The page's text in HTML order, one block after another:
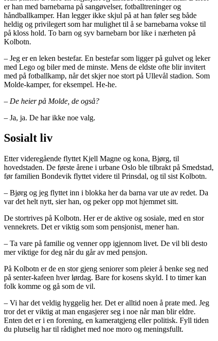
er han med barnebarna på sangøvelser, fotballtreninger og
håndballkamper. Han legger ikke skjul på at han føler seg både
heldig og privilegert som har mulighet til å se barnebarna vokse til
på kloss hold. To barn og syv barnebarn bor like i nærheten på
Kolbotn.
– Jeg er en leken bestefar. En bestefar som ligger på gulvet og leker
med Lego og biler med de minste. Mens de eldste ofte blir invitert
med på fotballkamp, når det skjer noe stort på Ullevål stadion. Som
Molde-kamper, for eksempel. He-he.
– De heier på Molde, de også?
– Ja, ja. De har ikke noe valg.
Sosialt liv
Etter videregående flyttet Kjell Magne og kona, Bjørg, til
hovedstaden. De første årene i urbane Oslo ble tilbrakt på Smedstad,
før familien Bondevik flyttet videre til Prinsdal, og til sist Kolbotn.
– Bjørg og jeg flyttet inn i blokka her da barna var ute av redet. Da
var det helt nytt, sier han, og peker opp mot hjemmet sitt.
De stortrives på Kolbotn. Her er de aktive og sosiale, med en stor
vennekrets. Det er viktig som som pensjonist, mener han.
– Ta vare på familie og venner opp igjennom livet. De vil bli desto
mer viktige for deg når du går av med pensjon.
På Kolbotn er de en stor gjeng seniorer som pleier å benke seg ned
på senter-kafeen hver lørdag. Bare for kosens skyld. I to timer kan
folk komme og gå som de vil.
– Vi har det veldig hyggelig her. Det er alltid noen å prate med. Jeg
tror det er viktig at man engasjerer seg i noe når man blir eldre.
Enten det er i en forening, en kameratgjeng eller politisk. Fyll tiden
du plutselig har til rådighet med noe moro og meningsfullt.